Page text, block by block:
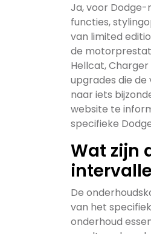
Ja, voor
functies,
van limited
de
Hellcat,
upgrades die
naar iets
website te
specifieke
Wat zijn
De
van het
onderhoud